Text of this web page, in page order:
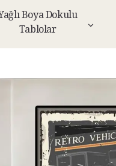
Boya Dokulu
Tablolar